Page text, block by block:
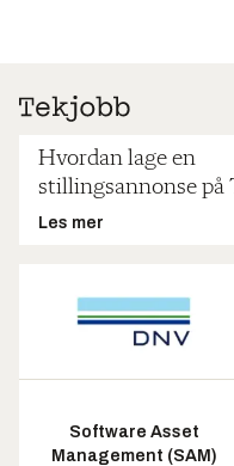
Hvordan lage en
stillingsannonse på
Les mer
Software Asset
Management (SAM)